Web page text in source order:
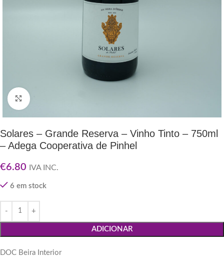
Clique para ampliar
Solares – Grande Reserva – Vinho Tinto – 750ml
– Adega Cooperativa de Pinhel
€6.80 IVA INC.
6 em stock
ADICIONAR
DOC Beira Interior